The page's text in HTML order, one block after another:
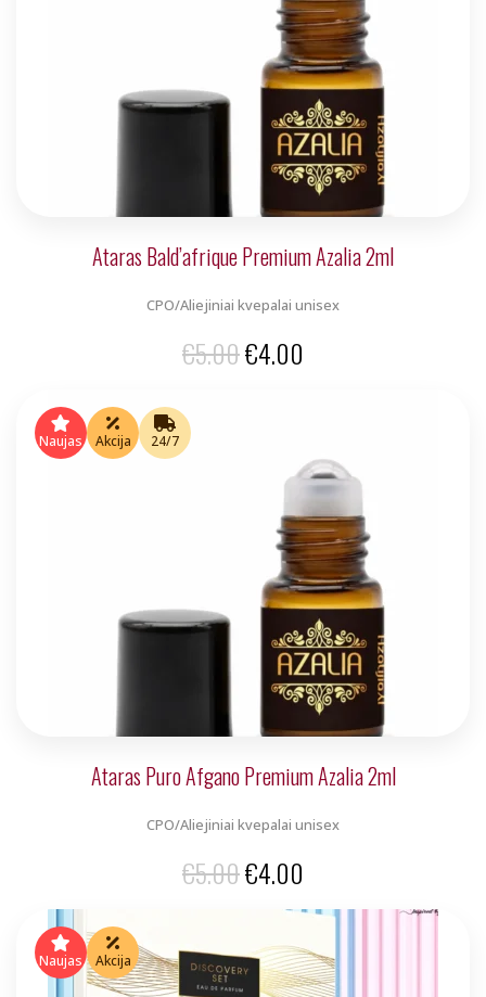
Ataras Bald’afrique Premium Azalia 2ml
CPO/Aliejiniai kvepalai unisex
€5.00Original
€5.00.
€4.00
€4.00.
Naujas Akcija 24/7
Ataras Puro Afgano Premium Azalia 2ml
CPO/Aliejiniai kvepalai unisex
€5.00Original
price
was:
€5.00.
€4.00
price
is:
€4.00.
Naujas Akcija